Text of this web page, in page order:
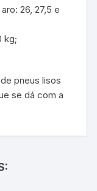
26, 27,5 e
kg;
pneus lisos
se dá com a